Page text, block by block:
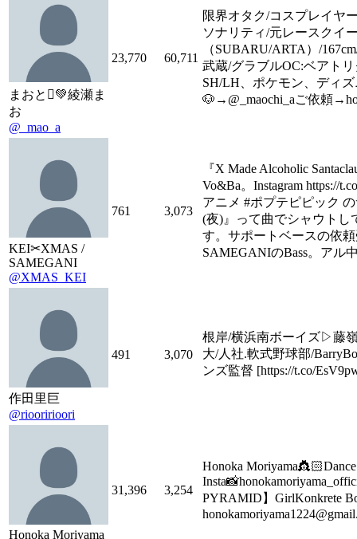
まおと🫍💚綾瀬ま
お
@_mao_a
23,770 60,711
限界オタク/コスプレイヤ
ソナリティ/元レースクイ
（SUBARU/ARTA）/
武蔵/グラブルOC:ベアト
SH/LH、ポケモン、ディ
🐶→@_maochi_aご依頼
KEI✂︎XMAS /
SAMEGANI
@XMAS_KEI
761 3,073
『X Made Alcoholic
Vo&Ba。Instagram https://
アニメ #ポプテピピック
(夜)』って曲でシャウトし
す。サポートベースの依
SAMEGANIのBass。アル
作田里巨
@riooririoori
491 3,070
根岸/横浜南ボーイズ▷藤
大/人社.軟式野球部/
ンズ監督 [https://t.co/
Honoka Moriyama
31,396 3,254
Honoka
PYRAMID】GirlKonkrete